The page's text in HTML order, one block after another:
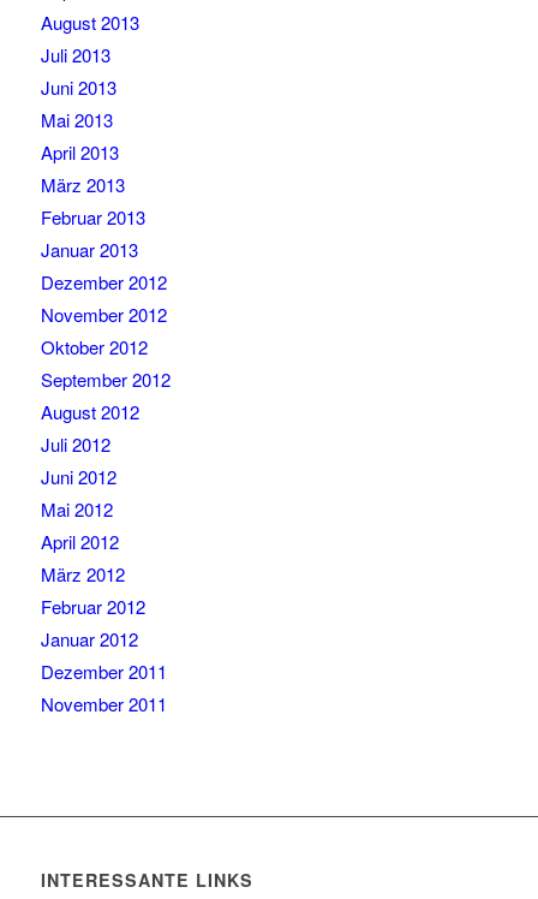
August 2013
Juli 2013
Juni 2013
Mai 2013
April 2013
März 2013
Februar 2013
Januar 2013
Dezember 2012
November 2012
Oktober 2012
September 2012
August 2012
Juli 2012
Juni 2012
Mai 2012
April 2012
März 2012
Februar 2012
Januar 2012
Dezember 2011
November 2011
INTERESSANTE LINKS